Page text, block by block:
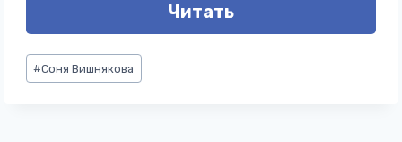
Читать
Метки
записи:
#Соня Вишнякова